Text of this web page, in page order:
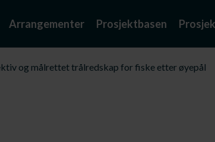
Arrangementer Prosjektbasen
og målrettet trålredskap for fiske etter øyepål